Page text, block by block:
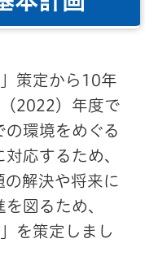
策定から10年
2022）年度で
環境をめぐる
応するため、
の解決や将来に
図るため、
を策定しまし